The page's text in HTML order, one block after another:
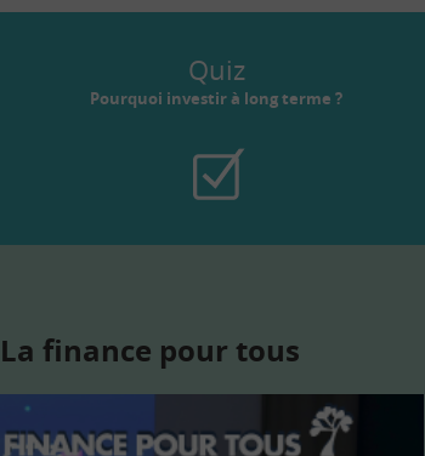
Quiz
Pourquoi investir à long terme ?
finance pour tous